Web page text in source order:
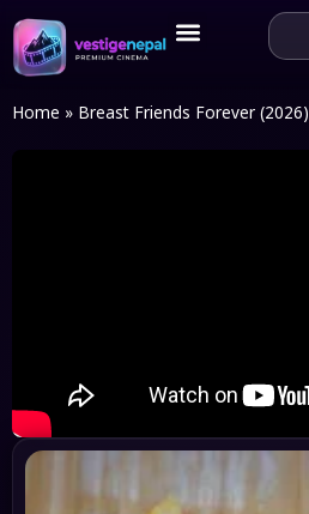
Home » Breast Friends Forever (2026)